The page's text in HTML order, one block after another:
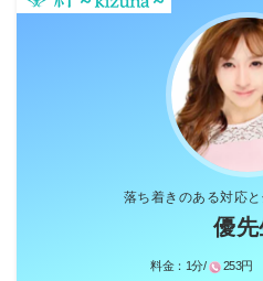
落ち着きのある対応
優先
料金： 1分/ 253円